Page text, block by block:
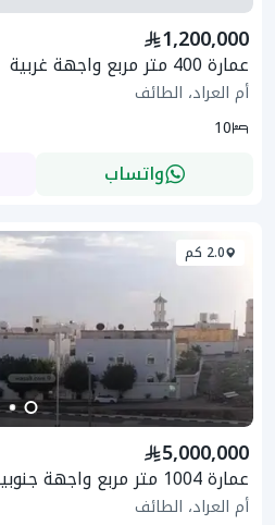
1,200,000
عمارة 400 متر مربع واجهة غربية
أم العراد، الطائف
10
واتساب
2.0 كم
5,000,000
عمارة 1004 متر مربع واجهة جنوبية
أم العراد، الطائف